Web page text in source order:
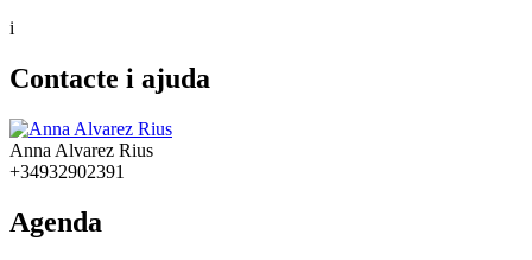
i
Contacte i ajuda
Anna Alvarez Rius
+34932902391
Agenda